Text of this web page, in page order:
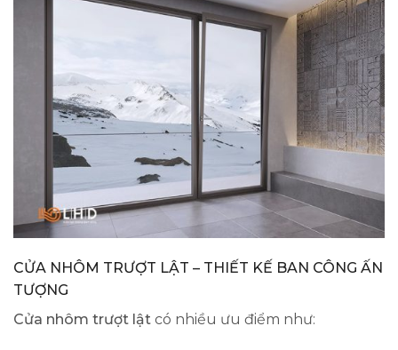
CỬA NHÔM TRƯỢT LẬT – THIẾT KẾ BAN CÔNG ẤN
TƯỢNG
Cửa nhôm trượt lật có nhiều ưu điểm như: